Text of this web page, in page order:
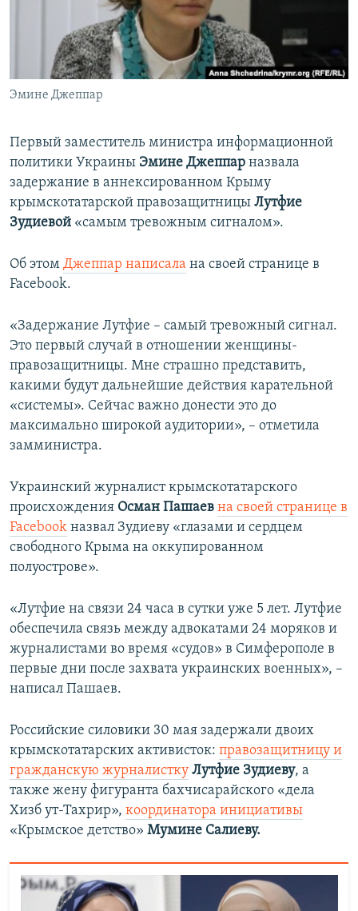
ПОБЕДИТЕЛЕЙ НЕ СУДЯТ?
КРЫМ.НЕПОКОРЕННЫЙ
ELIFBE
УКРАИНСКАЯ ПРОБЛЕМА КРЫМА
ПРИСОЕДИНЯЙТЕСЬ!
Эмине Джеппар
Первый заместитель министра информационной
политики Украины Эмине Джеппар назвала
задержание в аннексированном Крыму
крымскотатарской правозащитницы Лутфие
Зудиевой «самым тревожным сигналом».
Об этом Джеппар написала на своей странице в
Facebook.
«Задержание Лутфие – самый тревожный сигнал.
Это первый случай в отношении женщины-
правозащитницы. Мне страшно представить,
какими будут дальнейшие действия карательной
«системы». Сейчас важно донести это до
максимально широкой аудитории», – отметила
замминистра.
Украинский журналист крымскотатарского
происхождения Осман Пашаев на своей странице в
Facebook назвал Зудиеву «глазами и сердцем
свободного Крыма на оккупированном
полуострове».
«Лутфие на связи 24 часа в сутки уже 5 лет. Лутфие
обеспечила связь между адвокатами 24 моряков и
журналистами во время «судов» в Симферополе в
первые дни после захвата украинских военных», –
написал Пашаев.
Российские силовики 30 мая задержали двоих
крымскотатарских активисток: правозащитницу и
гражданскую журналистку Лутфие Зудиеву, а
также жену фигуранта бахчисарайского «дела
Хизб ут-Тахрир», координатора инициативы
«Крымское детство» Мумине Салиеву.